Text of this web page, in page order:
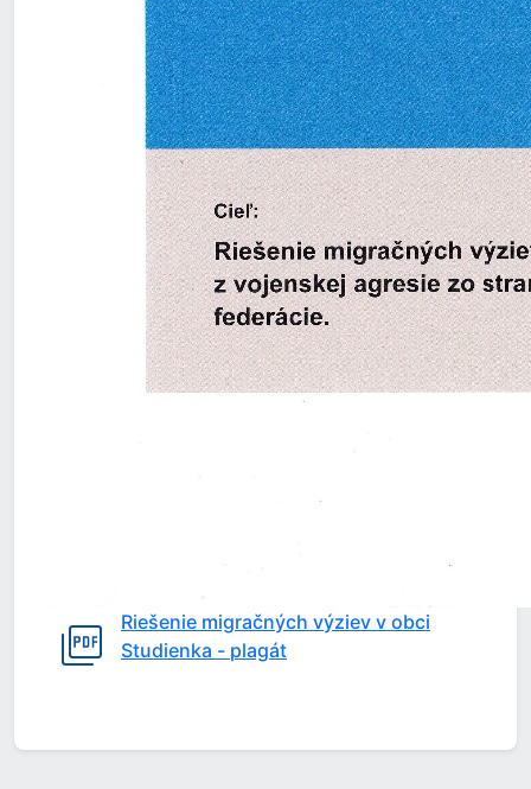
Riešenie migračných výziev v obci
Studienka - plagát